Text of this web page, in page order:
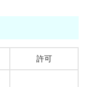
許可